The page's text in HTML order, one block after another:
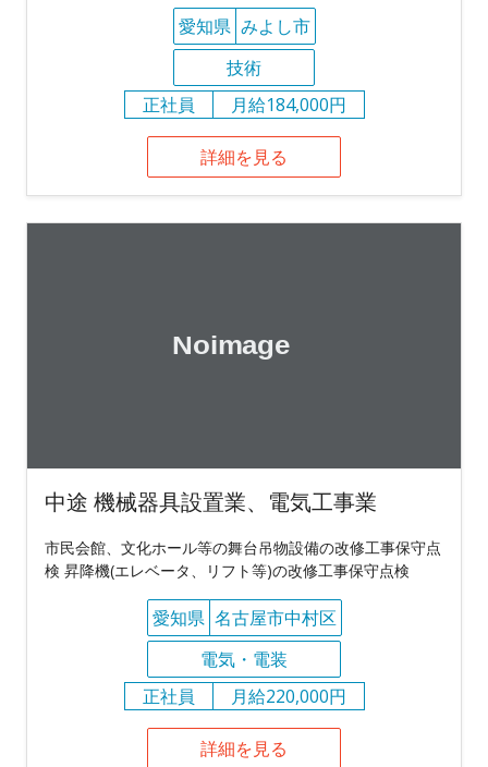
愛知県 みよし市
技術
正社員
月給184,000円
詳細を見る
中途 機械器具設置業、電気工事業
市民会館、文化ホール等の舞台吊物設備の改修工事保守点
検 昇降機(エレベータ、リフト等)の改修工事保守点検
愛知県 名古屋市中村区
電気・電装
正社員
月給220,000円
詳細を見る